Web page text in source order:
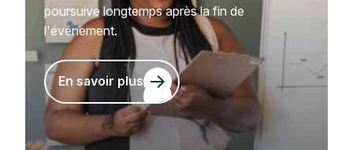
poursuive longtemps après la fin de
l'événement.
En savoir plus